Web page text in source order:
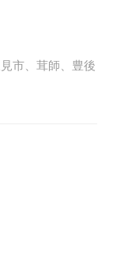
市、 茸師 豊後